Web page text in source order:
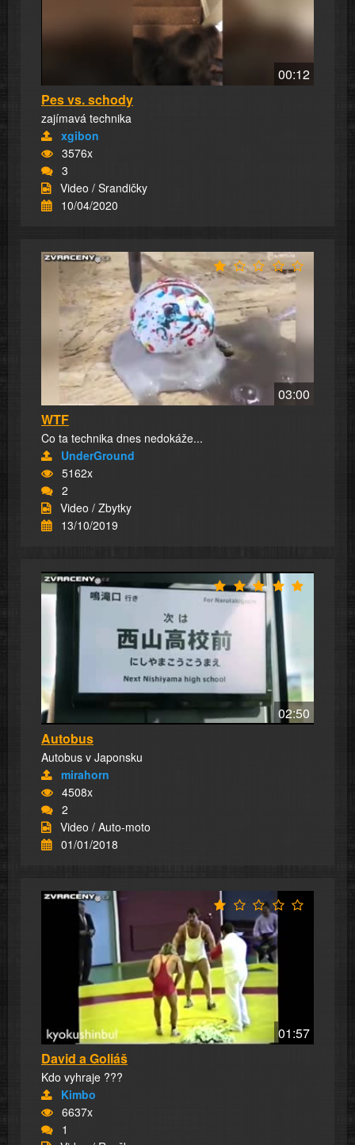
00:12
Pes vs. schody
zajímavá technika
xgibon
3576x
3
Video / Srandičky
10/04/2020
03:00
WTF
Co ta technika dnes nedokáže...
UnderGround
5162x
2
Video / Zbytky
13/10/2019
02:50
Autobus
Autobus v Japonsku
mirahorn
4508x
2
Video / Auto-moto
01/01/2018
01:57
David a Goliáš
Kdo vyhraje ???
Kimbo
6637x
1